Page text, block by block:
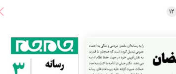
۱۲